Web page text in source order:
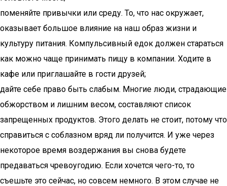
поменяйте привычки или среду. То, что нас окружает,
оказывает большое влияние на наш образ жизни и
культуру питания. Компульсивный едок должен стараться
как можно чаще принимать пищу в компании. Ходите в
кафе или приглашайте в гости друзей;
дайте себе право быть слабым. Многие люди, страдающие
обжорством и лишним весом, составляют список
запрещенных продуктов. Этого делать не стоит, потому что
справиться с соблазном вряд ли получится. И уже через
некоторое время воздержания вы снова будете
предаваться чревоугодию. Если хочется чего-то, то
съешьте это сейчас, но совсем немного. В этом случае не